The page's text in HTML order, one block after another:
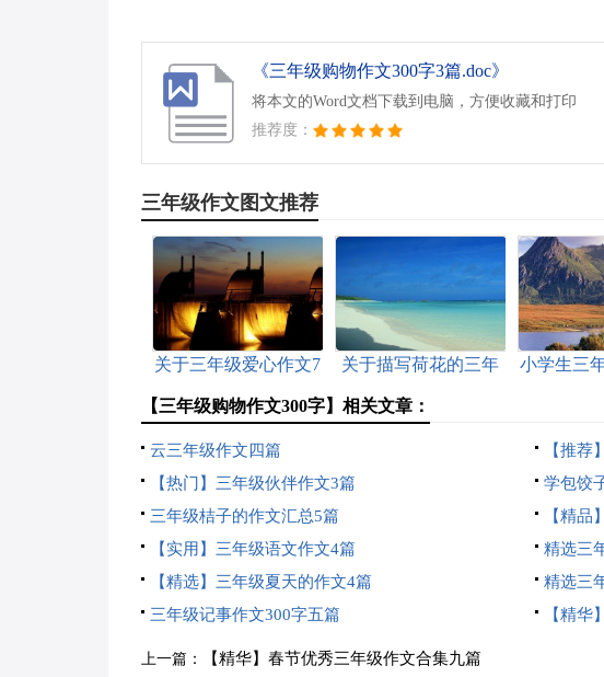
《三年级购物作文300字3篇.doc》
将本文的Word文档下载到电脑，方便收藏和打印
推荐度：
三年级作文图文推荐
关于三年级爱心作文7
关于描写荷花的三年
小学生三
【三年级购物作文300字】相关文章：
云三年级作文四篇
【推荐
【热门】三年级伙伴作文3篇
学包饺
三年级桔子的作文汇总5篇
【精品
【实用】三年级语文作文4篇
精选三
【精选】三年级夏天的作文4篇
精选三
三年级记事作文300字五篇
【精华
上一篇： 【精华】春节优秀三年级作文合集九篇